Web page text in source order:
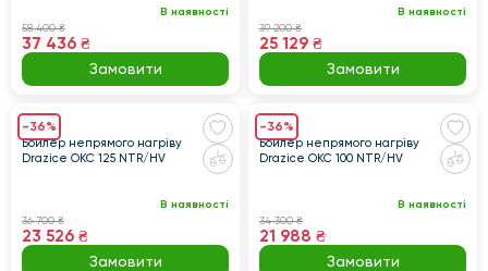
В наявності
58 400 ₴
37 436 ₴
Замовити
В наявності
39 200 ₴
25 129 ₴
Замовити
-36%
Бойлер непрямого нагріву
Drazice OKC 125 NTR/HV
В наявності
36 700 ₴
23 526 ₴
Замовити
-36%
Бойлер непрямого нагріву
Drazice OKC 100 NTR/HV
В наявності
34 300 ₴
21 988 ₴
Замовити